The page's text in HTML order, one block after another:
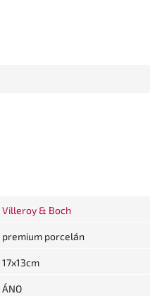
Villeroy & Boch
premium porcelán
17x13cm
ÁNO